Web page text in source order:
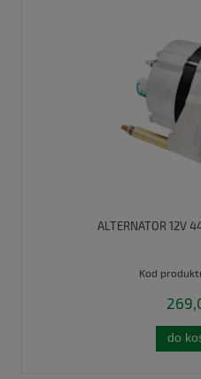
ALTERNATOR 12V
Kod
do